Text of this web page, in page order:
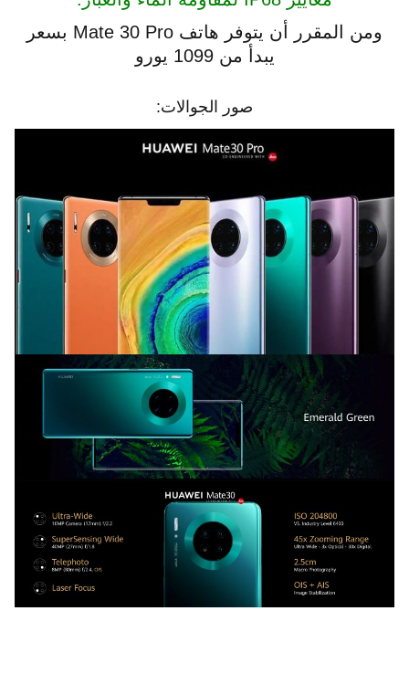
ومن المقرر أن يتوفر هاتف Mate 30 Pro بسعر
يبدأ من 1099 يورو
صور الجوالات: